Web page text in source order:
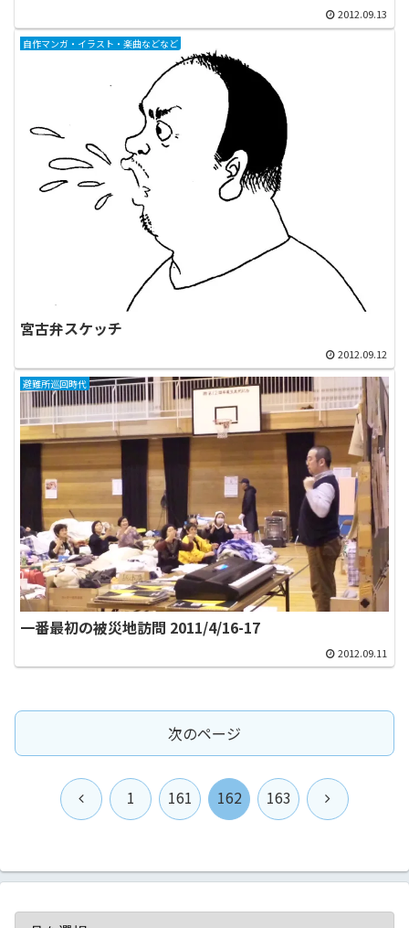
2012.09.13
自作マンガ・イラスト・楽曲などなど
宮古弁スケッチ
2012.09.12
避難所巡回時代
一番最初の被災地訪問 2011/4/16-17
2012.09.11
次のページ
前
1 161 162 163
次